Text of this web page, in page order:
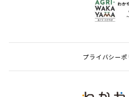
プライバシーポ